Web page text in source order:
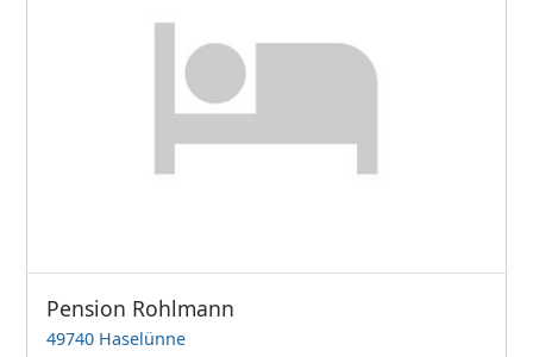
Pension Rohlmann
49740 Haselünne